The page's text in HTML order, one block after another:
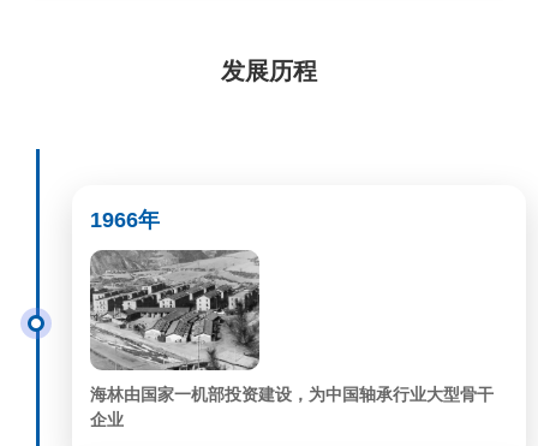
发展历程
1966年
海林由国家一机部投资建设，为中国轴承行业大型骨干
企业